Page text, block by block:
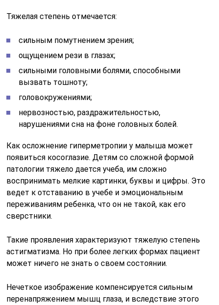
Тяжелая степень отмечается:
сильным помутнением зрения;
ощущением рези в глазах;
сильными головными болями, способными
вызвать тошноту;
головокружениями;
нервозностью, раздражительностью,
нарушениями сна на фоне головных болей.
Как осложнение гиперметропии у малыша может
появиться косоглазие. Детям со сложной формой
патологии тяжело дается учеба, им сложно
воспринимать мелкие картинки, буквы и цифры. Это
ведет к отставанию в учебе и эмоциональным
переживаниям ребенка, что он не такой, как его
сверстники.
Такие проявления характеризуют тяжелую степень
астигматизма. Но при более легких формах пациент
может ничего не знать о своем состоянии.
Нечеткое изображение компенсируется сильным
перенапряжением мышц глаза, и вследствие этого